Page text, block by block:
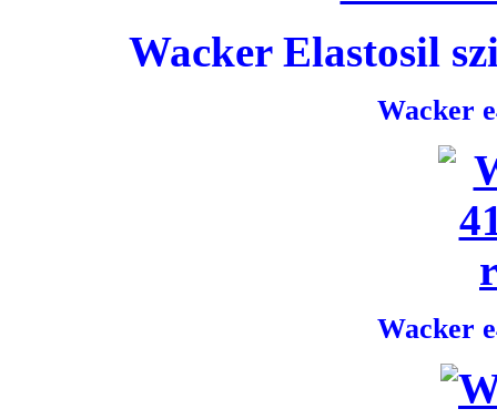
Wacker Elastosil
Wacker
Wacker